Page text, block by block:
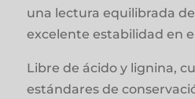
una lectura equilibrada
excelente estabilidad en
Libre de ácido y lignina,
estándares de